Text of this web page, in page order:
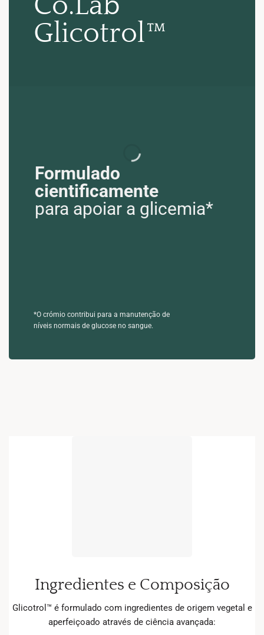
Glicotrol™
Formulado
cientificamente
para apoiar a glicemia*
*O crómio contribui para a manutenção de
níveis normais de glucose no sangue.
Ingredientes e Composição
Glicotrol™ é formulado com ingredientes de origem vegetal e
aperfeiçoado através de ciência avançada: